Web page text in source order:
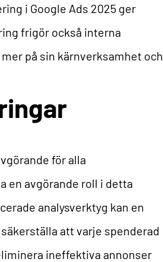
i Google Ads 2025 ger
frigör också interna
på sin kärnverksamhet och
för alla
en avgörande roll i detta
analysverktyg kan en
att varje spenderad
ineffektiva annonser